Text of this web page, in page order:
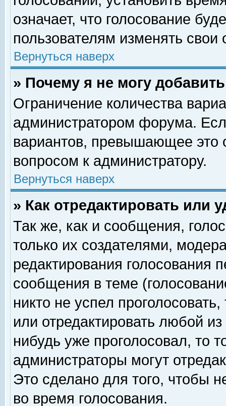
означает, что голосование
пользователям изменять свои
Вернуться наверх
» Почему я не могу
Ограничение количества
администратором форума.
вариантов, превышающее это
вопросом к администратору.
Вернуться наверх
» Как отредактировать или
Так же, как и сообщения,
только их создателями,
редактирования голосования
сообщения в теме
никто не успел
или отредактировать любой
нибудь уже проголосовал, то
администраторы могут
Это сделано для того, чтобы
во время голосования.